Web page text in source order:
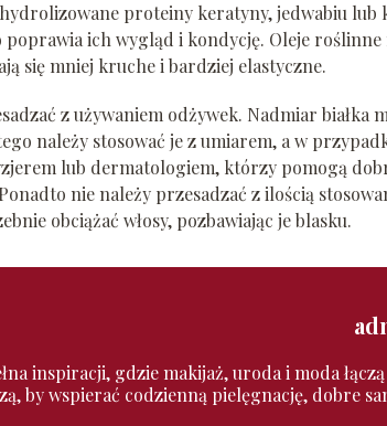
proteiny keratyny, jedwabiu lub
poprawia ich wygląd i kondycję. Oleje
się mniej kruche i bardziej elastyczne.
z używaniem odżywek. Nadmiar białka
należy stosować je z umiarem, a w
lub dermatologiem, którzy pomogą
nie należy przesadzać z ilością
obciążać włosy, pozbawiając je blasku.
inspiracji, gdzie makijaż, uroda i moda
by wspierać codzienną pielęgnację, dobre